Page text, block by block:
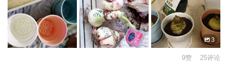
3
9赞 25评论